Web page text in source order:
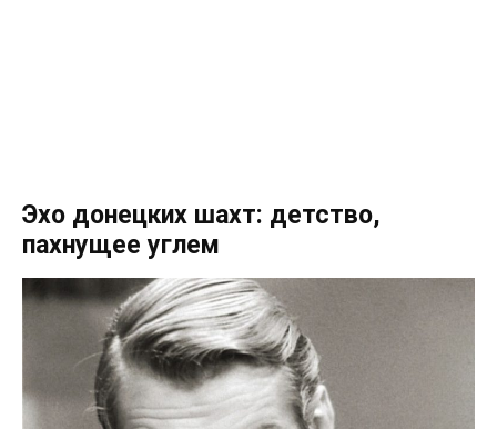
Эхо донецких шахт: детство,
пахнущее углем